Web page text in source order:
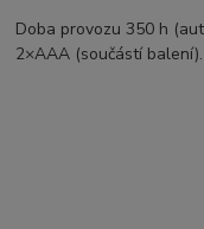
Doba provozu 350 h
2×AAA (součástí balení).